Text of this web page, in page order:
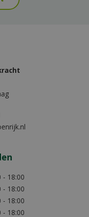
- 18:00
- 18:00
- 18:00
- 18:00